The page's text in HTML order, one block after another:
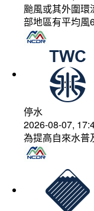
颱風或其外圍
部地區有平均
停水
2026-08-07,
為提高自來水